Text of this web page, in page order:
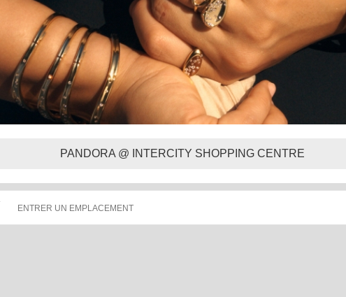
PANDORA @ INTERCITY SHOPPING CENTRE